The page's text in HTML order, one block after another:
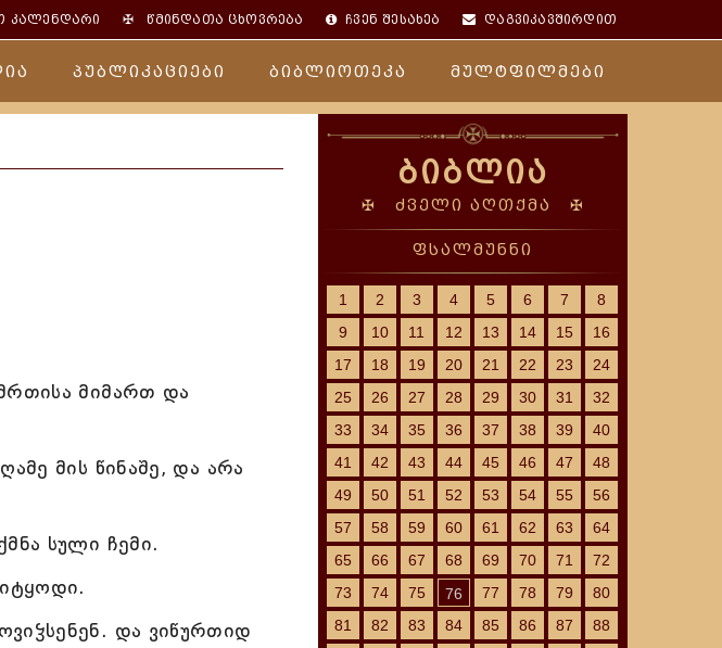
კალენდარი ✠წმინდათა ცხოვრება ჩვენ შესახებ დაგვიკავშირდით
პუბლიკაციები ბიბლიოთეკა მულტფილმები
მიმართ და
მის წინაშე, და არა
სული ჩემი.
და ვიწურთიდ
ბიბლია
✠ ძველი აღთქმა ✠
ფსალმუნნი
1 2 3 4 5 6 7
8
9
10 11 12 13 14 15
16
17
18 19 20 21 22 23
24
25
26 27 28 29 30 31
32
33
34 35 36 37 38 39
40
41
42 43 44 45 46 47
48
49
50 51 52 53 54 55
56
57
58 59 60 61 62 63
64
65
66 67 68 69 70 71
72
73
74 75 76 77 78 79
80
81
82 83 84 85 86 87
88